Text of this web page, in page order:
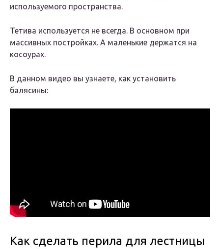
используемого пространства.
Тетива используется не всегда. В основном при
массивных постройках. А маленькие держатся на
косоурах.
В данном видео вы узнаете, как установить
балясины:
Как сделать перила для лестницы